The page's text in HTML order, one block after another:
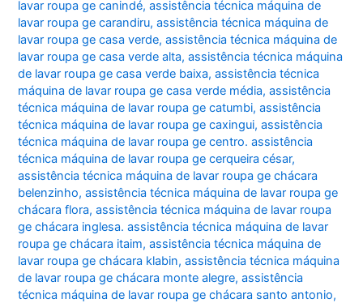
lavar roupa ge canindé,assistência técnica máquina de
lavar roupa ge carandiru,assistência técnica máquina de
lavar roupa ge casa verde,assistência técnica máquina de
lavar roupa ge casa verde alta,assistência técnica máquina
de lavar roupa ge casa verde baixa,assistência técnica
máquina de lavar roupa ge casa verde média,assistência
técnica máquina de lavar roupa ge catumbi,assistência
técnica máquina de lavar roupa ge caxingui,assistência
técnica máquina de lavar roupa ge centro. assistência
técnica máquina de lavar roupa ge cerqueira césar,
assistência técnica máquina de lavar roupa ge chácara
belenzinho,assistência técnica máquina de lavar roupa ge
chácara flora,assistência técnica máquina de lavar roupa
ge chácara inglesa. assistência técnica máquina de lavar
roupa ge chácara itaim,assistência técnica máquina de
lavar roupa ge chácara klabin,assistência técnica máquina
de lavar roupa ge chácara monte alegre,assistência
técnica máquina de lavar roupa ge chácara santo antonio,